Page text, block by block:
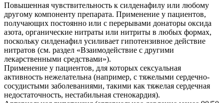
Повышенная чувствительность к силденафилу или любому
другому компоненту препарата. Применение у пациентов,
получающих постоянно или с перерывами донаторы оксида
азота, органические нитраты или нитриты в любых формах,
поскольку силденафил усиливает гипотензивное действие
нитратов (см. раздел «Взаимодействие с другими
лекарственными средствами»).
Применение у пациентов, для которых сексуальная
активность нежелательна (например, с тяжелыми сердечно-
сосудистыми заболеваниями, такими как тяжелая сердечная
недостаточность, нестабильная стенокардия).